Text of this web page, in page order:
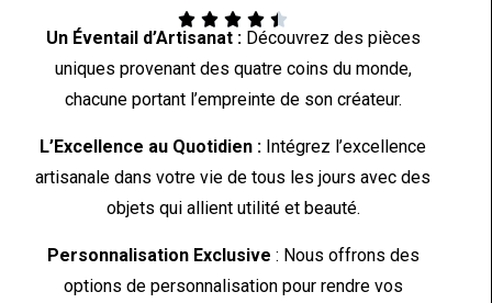
    
Un Éventail d’Artisanat :Découvrez des pièces
uniques provenant des quatre coins du monde,
chacune portant l’empreinte de son créateur.
L’Excellence au Quotidien : Intégrez l’excellence
artisanale dans votre vie de tous les jours avec des
objets qui allient utilité et beauté.
Personnalisation Exclusive : Nous offrons des
options de personnalisation pour rendre vos